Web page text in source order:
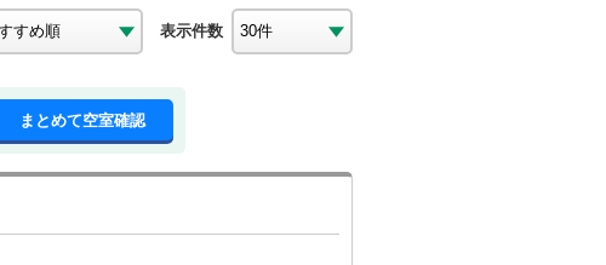
表示件数
まとめて空室確認